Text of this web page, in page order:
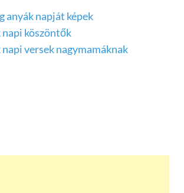
anyák napját képek
napi köszöntők
versek nagymamáknak